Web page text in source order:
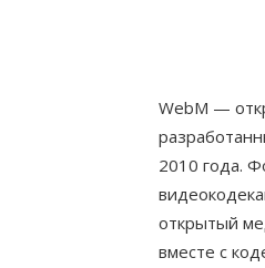
WebM —
2010 года.
открытый
вместе с